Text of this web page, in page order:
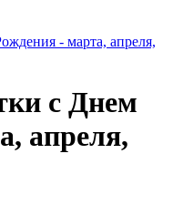
- марта, апреля,
с Днем
апреля,